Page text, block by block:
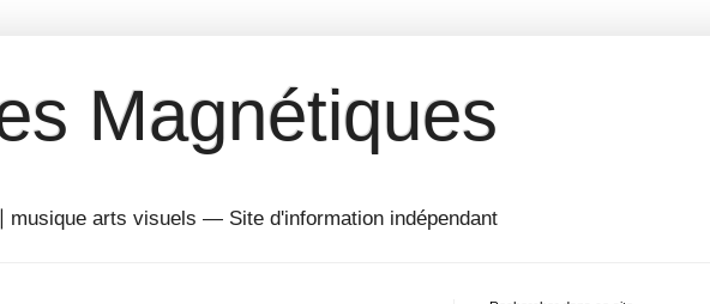
Magnétiques
musique arts visuels — Site d'information indépendant